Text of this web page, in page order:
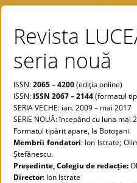
Revista
seria nouă
ISSN:2065 – 4200(ediţia online)
ISSN: ISSN 2067 – 2144(formatul
SERIA VECHE: ian. 2009 – mai 2017
SERIE NOUĂ: începând cu luna mai
Formatul tipărit apare, la Botoşani.
Membrii fondatori: Ion Istrate;
Ștefănescu.
Președinte, Colegiu de redacție:
Director: Ion Istrate